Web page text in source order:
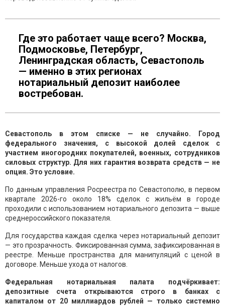
Где это работает чаще всего? Москва,
Подмосковье, Петербург,
Ленинградская область, Севастополь
— именно в этих регионах
нотариальный депозит наиболее
востребован.
Севастополь в этом списке — не случайно. Город
федерального значения, с высокой долей сделок с
участием иногородних покупателей, военных, сотрудников
силовых структур. Для них гарантия возврата средств — не
опция. Это условие.
По данным управления Росреестра по Севастополю, в первом
квартале 2026-го около 18% сделок с жильём в городе
проходили с использованием нотариального депозита — выше
среднероссийского показателя.
Для государства каждая сделка через нотариальный депозит
— это прозрачность. Фиксированная сумма, зафиксированная в
реестре. Меньше пространства для манипуляций с ценой в
договоре. Меньше ухода от налогов.
Федеральная нотариальная палата подчёркивает:
депозитные счета открываются строго в банках с
капиталом от 20 миллиардов рублей — только системно